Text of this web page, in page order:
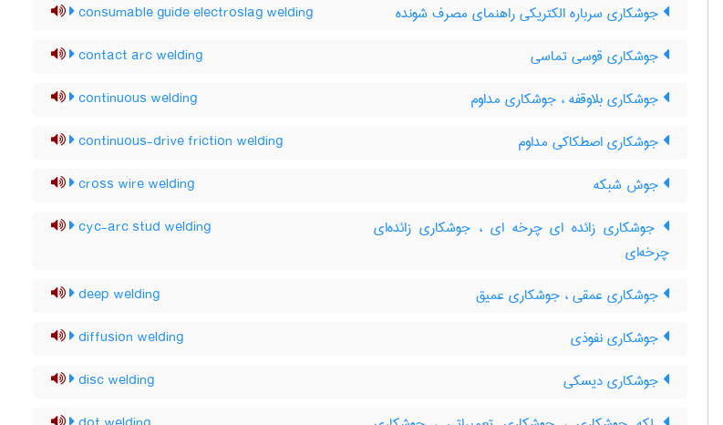
جوشکاری سرباره الکتریکی راهنمای مصرف شونده consumable guide electroslag welding
جوشکاری قوسی تماسی contact arc welding
جوشکاری بلاوقفه ، جوشکاری مداوم continuous welding
جوشکاری اصطکاکی مداوم continuous-drive friction welding
جوش شبکه cross wire welding
جوشکاری زائده ای چرخه ای ، جوشکاری زائده‌ای
چرخه‌ای
cyc-arc stud welding
جوشکاری عمقی ، جوشکاری عمیق deep welding
جوشکاری نفوذی diffusion welding
جوشکاری دیسکی disc welding